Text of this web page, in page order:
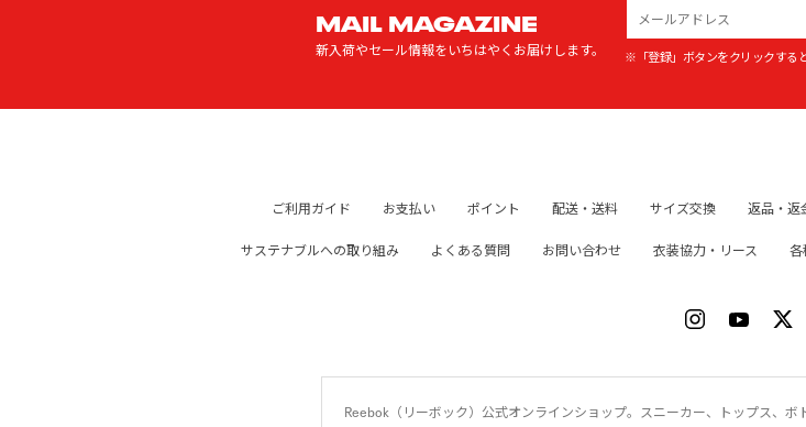
MAIL MAGAZINE
新入荷やセール情報をいちはやくお届けします。 ※「登録」ボタンをクリックすると
ご利用ガイド お支払い ポイント 配送・送料 サイズ交換 返品・返
サステナブルへの取り組み よくある質問 お問い合わせ 衣装協力・リース 各
Reebok（リーボック）公式オンラインショップ。スニーカー、トップス、